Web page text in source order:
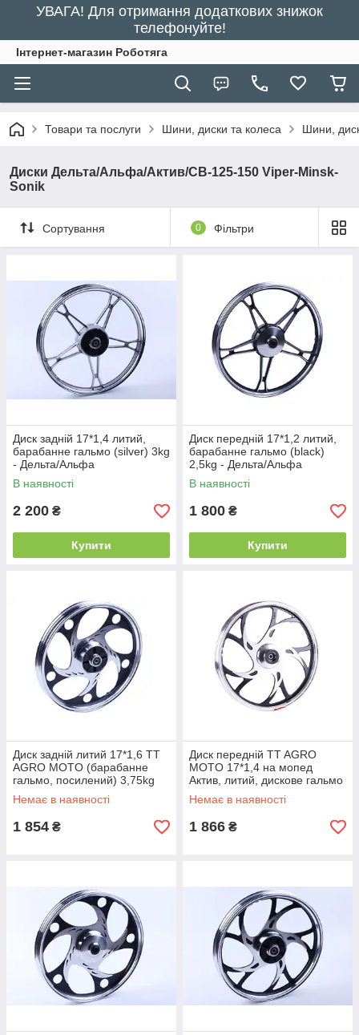
УВАГА! Для отримання додаткових знижок
телефонуйте!
Інтернет-магазин Роботяга
Товари та послуги Шини, диски та колеса Шини,
Диски Дельта/Альфа/Актив/СВ-125-150 Viper-Minsk-
Sonik
Сортування 0 Фільтри
Диск задній 17*1,4 литий,
барабанне гальмо (silver) 3kg
- Дельта/Альфа
В наявності
2 200 ₴
Купити
Диск передній 17*1,2 литий,
барабанне гальмо (black)
2,5kg - Дельта/Альфа
В наявності
1 800 ₴
Купити
Диск задній литий 17*1,6 TT
AGRO MOTO (барабанне
гальмо, посилений) 3,75kg
на мопед Актив
Немає в наявності
1 854 ₴
Диск передній TT AGRO
MOTO 17*1,4 на мопед
Актив, литий, дискове гальмо
(посилене) 3,4kg
Немає в наявності
1 866 ₴